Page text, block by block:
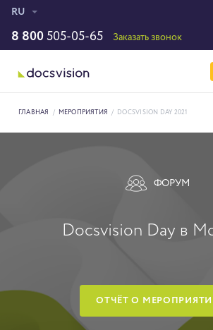
RU
8 800 505-05-65 Заказать звонок
ГЛАВНАЯ / МЕРОПРИЯТИЯ / DOCSVISION DAY 2021
ФОРУМ
Docsvision Day в
ОТЧЁТ О